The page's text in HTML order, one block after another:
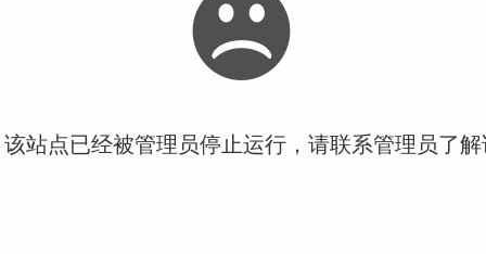
站点已经被管理员停止运行，请联系管理员了